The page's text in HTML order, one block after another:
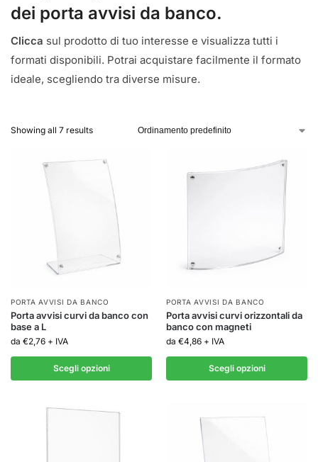
dei porta avvisi da banco.
Clicca sul prodotto di tuo interesse e visualizza tutti i
formati disponibili. Potrai acquistare facilmente il formato
ideale, scegliendo tra diverse misure.
Showing all 7 results
PORTA AVVISI DA BANCO
Porta avvisi curvi da banco con
base a L
da €2,76 + IVA
Scegli opzioni
PORTA AVVISI DA BANCO
Porta avvisi curvi orizzontali da
banco con magneti
da €4,86 + IVA
Scegli opzioni